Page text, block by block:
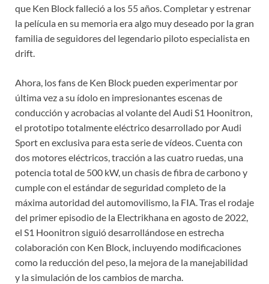
que Ken Block falleció a los 55 años. Completar y estrenar
la película en su memoria era algo muy deseado por la gran
familia de seguidores del legendario piloto especialista en
drift.
Ahora, los fans de Ken Block pueden experimentar por
última vez a su ídolo en impresionantes escenas de
conducción y acrobacias al volante del Audi S1 Hoonitron,
el prototipo totalmente eléctrico desarrollado por Audi
Sport en exclusiva para esta serie de vídeos. Cuenta con
dos motores eléctricos, tracción a las cuatro ruedas, una
potencia total de 500 kW, un chasis de fibra de carbono y
cumple con el estándar de seguridad completo de la
máxima autoridad del automovilismo, la FIA. Tras el rodaje
del primer episodio de la Electrikhana en agosto de 2022,
el S1 Hoonitron siguió desarrollándose en estrecha
colaboración con Ken Block, incluyendo modificaciones
como la reducción del peso, la mejora de la manejabilidad
y la simulación de los cambios de marcha.